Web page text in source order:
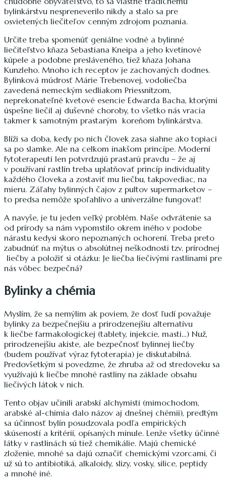
bylinkárstvu nespreneverilo nikdy a stalo sa pre
osvietených liečiteľov cenným zdrojom poznania.
Určite treba spomenúť geniálne vodné a bylinné
liečiteľstvo kňaza Sebastiana Kneipa a jeho kvetinové
kúpele a podobne presláveného, tiež kňaza Johana
Kunzleho. Mnoho ich receptov je zachovaných dodnes.
Bylinková múdrosť Márie Trebenovej, vodoliečba
zavedená nemeckým sedliakom Priessnitzom,
neprekonateľné kvetové esencie Edwarda Bacha, ktorými
úspešne liečil aj duševné choroby, to všetko nás vracia
takmer k samotným prastarým koreňom bylinkárstva.
Blíži sa doba, kedy po nich človek zasa siahne ako topiaci
sa po slamke. Ale na celkom inakšom princípe. Moderní
fytoterapeuti len potvrdzujú prastarú pravdu – že aj
v používaní rastlín treba uplatňovať princíp individuality
každého človeka a zostaviť mu liečbu, takpovediac, na
mieru. Záľahy bylinných čajov z pultov supermarketov –
to predsa nemôže spoľahlivo a univerzálne fungovať!
A navyše, je tu jeden veľký problém. Naše odvrátenie sa
od prírody sa nám vypomstilo okrem iného v podobe
nárastu kedysi skoro nepoznaných ochorení. Treba preto
zabudnúť na mýtus o absolútnej neškodnosti tzv. prírodnej
liečby a položiť si otázku: Je liečba liečivými rastlinami pre
nás vôbec bezpečná?
Bylinky a chémia
Myslím, že sa nemýlim ak poviem, že dosť ľudí považuje
bylinky za bezpečnejšiu a prirodzenejšiu alternatívu
k liečbe farmakologickej (tablety, injekcie, masti…) Nuž,
prirodzenejšiu akiste, ale bezpečnosť bylinnej liečby
(budem používať výraz fytoterapia) je diskutabilná.
Predovšetkým si povedzme, že zhruba až od stredoveku sa
využívajú k liečbe mnohé rastliny na základe obsahu
liečivých látok v nich.
Tento objav učinili arabskí alchymisti (mimochodom,
arabské al-chimia dalo názov aj dnešnej chémii), predtým
sa účinnosť bylín posudzovala podľa empirických
skúseností a kritérií, opísaných minule. Lenže všetky účinné
látky v rastlinách sú tiež chemikálie. Majú chemické
zloženie, mnohé sa dajú označiť chemickými vzorcami, či
už sú to antibiotiká, alkaloidy, slizy, vosky, silice, peptidy
a mnohé iné.